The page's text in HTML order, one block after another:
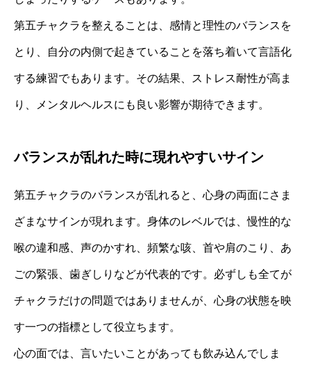
第五チャクラを整えることは、感情と理性のバランスを
とり、自分の内側で起きていることを落ち着いて言語化
する練習でもあります。その結果、ストレス耐性が高ま
り、メンタルヘルスにも良い影響が期待できます。
バランスが乱れた時に現れやすいサイン
第五チャクラのバランスが乱れると、心身の両面にさま
ざまなサインが現れます。身体のレベルでは、慢性的な
喉の違和感、声のかすれ、頻繁な咳、首や肩のこり、あ
ごの緊張、歯ぎしりなどが代表的です。必ずしも全てが
チャクラだけの問題ではありませんが、心身の状態を映
す一つの指標として役立ちます。
心の面では、言いたいことがあっても飲み込んでしま